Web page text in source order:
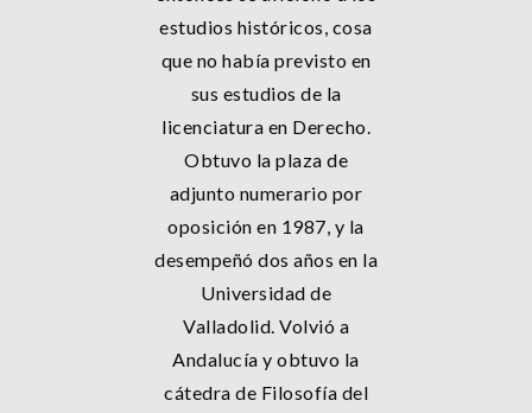
estudios históricos, cosa
que no había previsto en
sus estudios de la
licenciatura en Derecho.
Obtuvo la plaza de
adjunto numerario por
oposición en 1987, y la
desempeñó dos años en la
Universidad de
Valladolid. Volvió a
Andalucía y obtuvo la
cátedra de Filosofía del